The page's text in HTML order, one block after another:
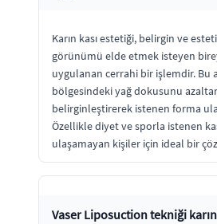
Karın kası estetiği, belirgin ve
görünümü elde etmek isteyen
uygulanan cerrahi bir işlemdir. Bu
bölgesindeki yağ dokusunu
belirginleştirerek istenen forma
Özellikle diyet ve sporla istenen
ulaşamayan kişiler için ideal bir
Vaser Liposuction tekniği